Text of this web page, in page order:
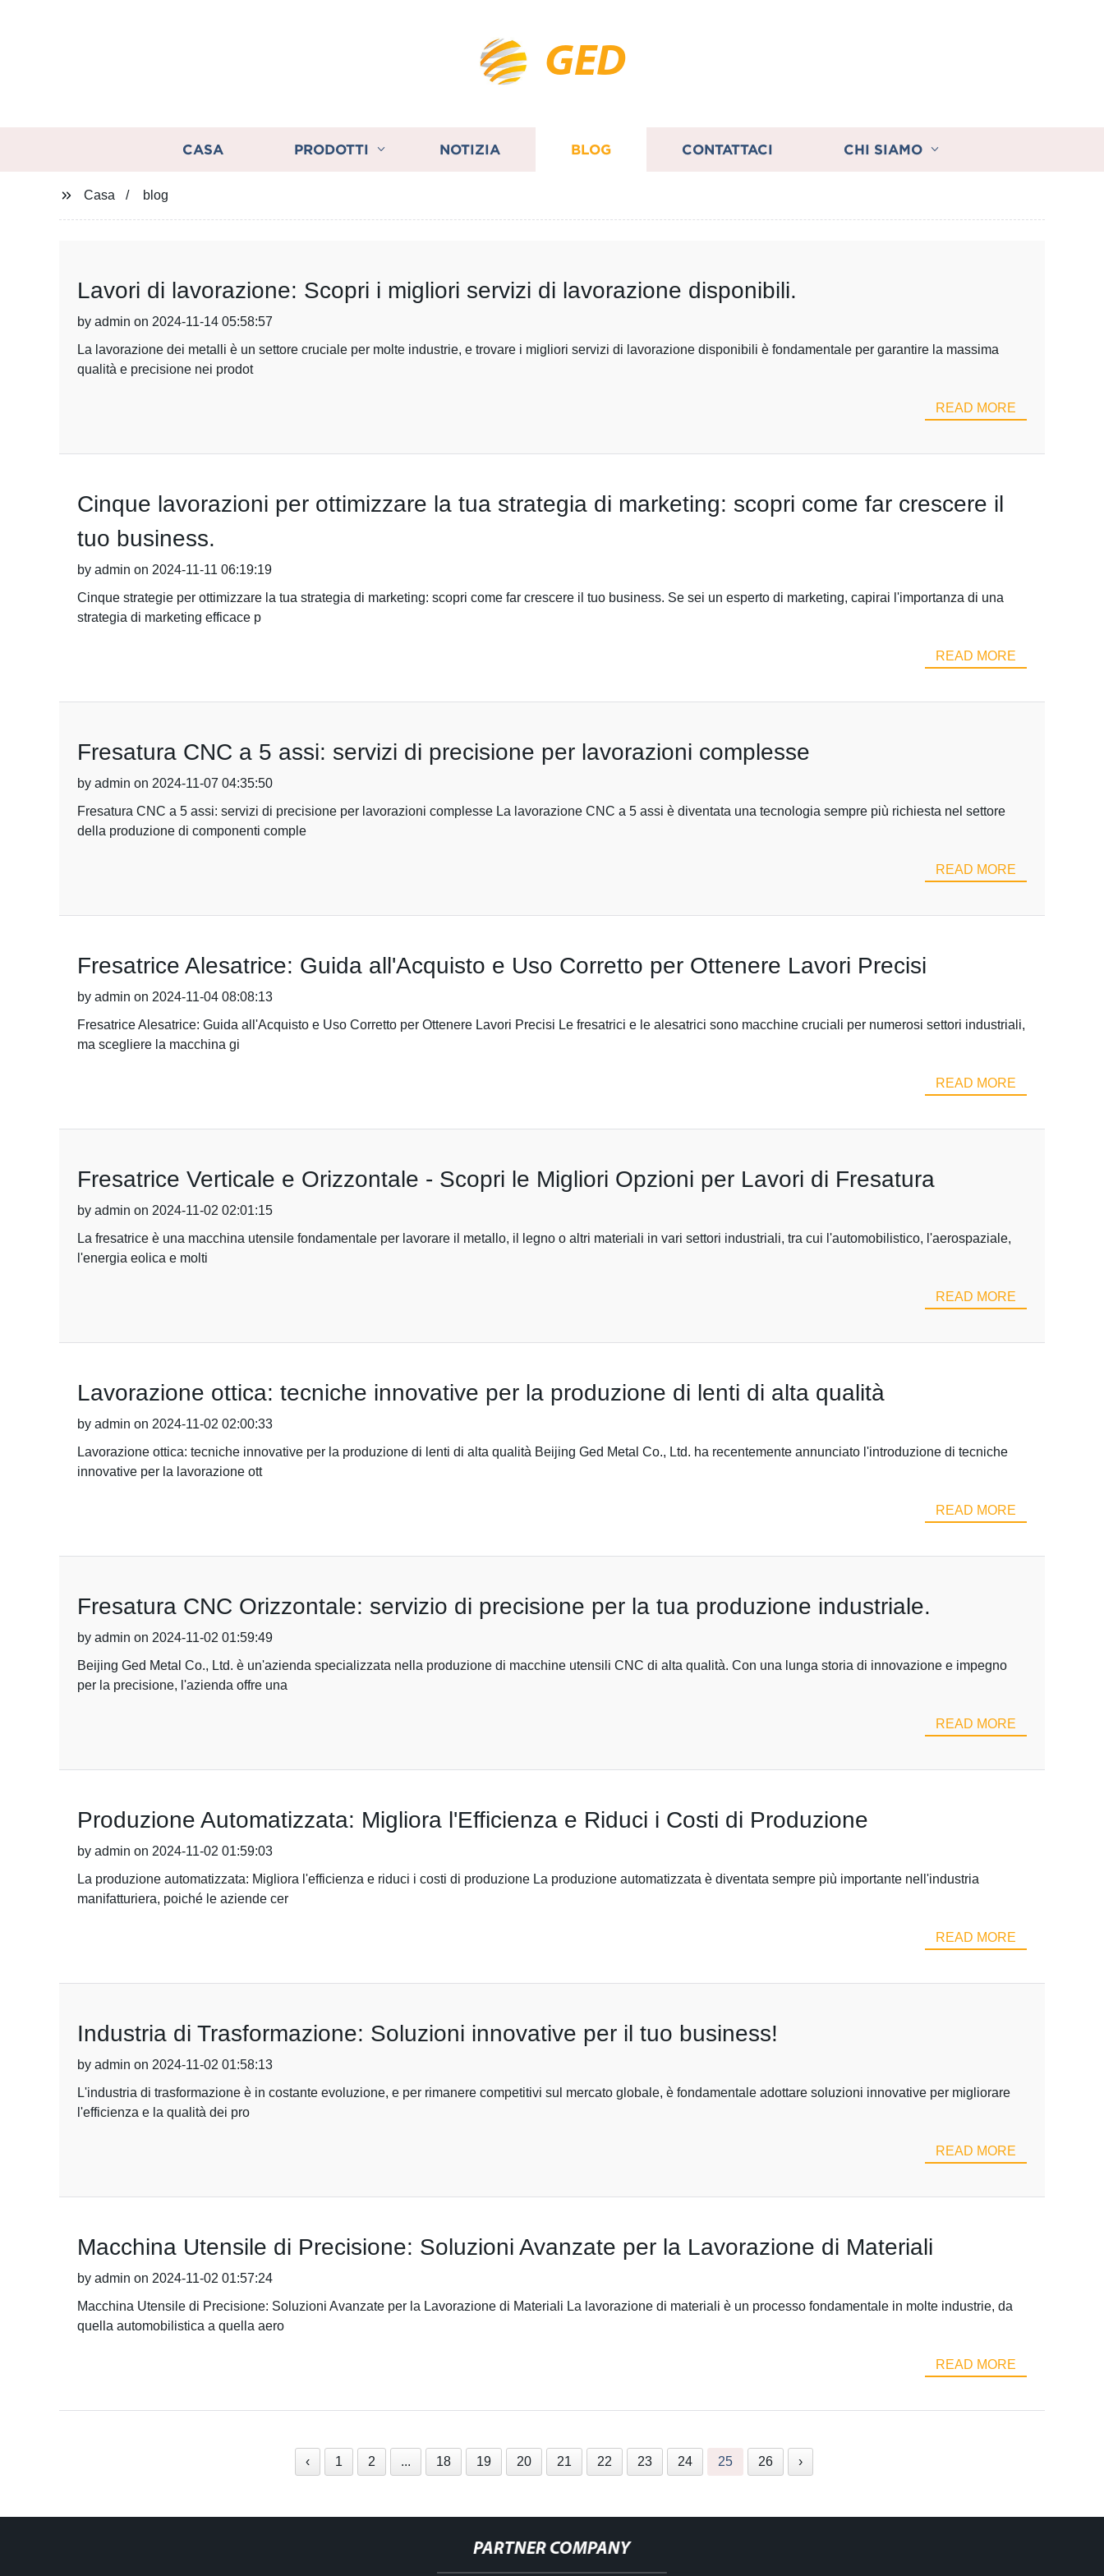
GED
CASA PRODOTTI NOTIZIA BLOG CONTATTACI CHI SIAMO
Casa blog
Lavori di lavorazione: Scopri i migliori servizi di lavorazione disponibili.
by admin on 2024-11-14 05:58:57
La lavorazione dei metalli è un settore cruciale per molte industrie, e trovare i migliori servizi di lavorazione disponibili è fondamentale per garantire la massima
qualità e precisione nei prodot
READ MORE
Cinque lavorazioni per ottimizzare la tua strategia di marketing: scopri come far crescere il
tuo business.
by admin on 2024-11-11 06:19:19
Cinque strategie per ottimizzare la tua strategia di marketing: scopri come far crescere il tuo business. Se sei un esperto di marketing, capirai l'importanza di una
strategia di marketing efficace p
READ MORE
Fresatura CNC a 5 assi: servizi di precisione per lavorazioni complesse
by admin on 2024-11-07 04:35:50
Fresatura CNC a 5 assi: servizi di precisione per lavorazioni complesse La lavorazione CNC a 5 assi è diventata una tecnologia sempre più richiesta nel settore
della produzione di componenti comple
READ MORE
Fresatrice Alesatrice: Guida all'Acquisto e Uso Corretto per Ottenere Lavori Precisi
by admin on 2024-11-04 08:08:13
Fresatrice Alesatrice: Guida all'Acquisto e Uso Corretto per Ottenere Lavori Precisi Le fresatrici e le alesatrici sono macchine cruciali per numerosi settori industriali,
ma scegliere la macchina gi
READ MORE
Fresatrice Verticale e Orizzontale - Scopri le Migliori Opzioni per Lavori di Fresatura
by admin on 2024-11-02 02:01:15
La fresatrice è una macchina utensile fondamentale per lavorare il metallo, il legno o altri materiali in vari settori industriali, tra cui l'automobilistico, l'aerospaziale,
l'energia eolica e molti
READ MORE
Lavorazione ottica: tecniche innovative per la produzione di lenti di alta qualità
by admin on 2024-11-02 02:00:33
Lavorazione ottica: tecniche innovative per la produzione di lenti di alta qualità Beijing Ged Metal Co., Ltd. ha recentemente annunciato l'introduzione di tecniche
innovative per la lavorazione ott
READ MORE
Fresatura CNC Orizzontale: servizio di precisione per la tua produzione industriale.
by admin on 2024-11-02 01:59:49
Beijing Ged Metal Co., Ltd. è un'azienda specializzata nella produzione di macchine utensili CNC di alta qualità. Con una lunga storia di innovazione e impegno
per la precisione, l'azienda offre una
READ MORE
Produzione Automatizzata: Migliora l'Efficienza e Riduci i Costi di Produzione
by admin on 2024-11-02 01:59:03
La produzione automatizzata: Migliora l'efficienza e riduci i costi di produzione La produzione automatizzata è diventata sempre più importante nell'industria
manifatturiera, poiché le aziende cer
READ MORE
Industria di Trasformazione: Soluzioni innovative per il tuo business!
by admin on 2024-11-02 01:58:13
L'industria di trasformazione è in costante evoluzione, e per rimanere competitivi sul mercato globale, è fondamentale adottare soluzioni innovative per migliorare
l'efficienza e la qualità dei pro
READ MORE
Macchina Utensile di Precisione: Soluzioni Avanzate per la Lavorazione di Materiali
by admin on 2024-11-02 01:57:24
Macchina Utensile di Precisione: Soluzioni Avanzate per la Lavorazione di Materiali La lavorazione di materiali è un processo fondamentale in molte industrie, da
quella automobilistica a quella aero
READ MORE
‹ 1 2 ... 18 19 20 21 22 23 24 25 26 ›
PARTNER COMPANY